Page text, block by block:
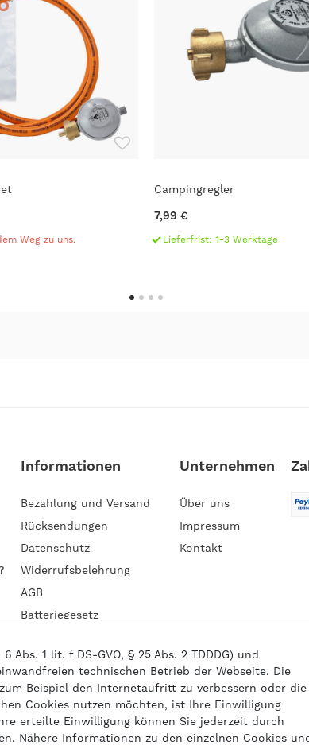
Weg zu uns.
Campingregler
7,99 €
Lieferfrist: 1-3 Werktage
Informationen
Bezahlung und Versand
Rücksendungen
Datenschutz
Widerrufsbelehrung
AGB
Batteriegesetz
Unternehmen
Über uns
Impressum
Kontakt
/ Alle Preise sind inkl. geseztl. Mehrwertsteuer und zzgl.
powered bycreateyourtemplate
1 lit. f DS-GVO, § 25 Abs. 2 TDDDG) und
technischen Betrieb der Webseite. Die
Beispiel den Internetaufritt zu verbessern oder die
Cookies nutzen möchten, ist Ihre Einwilligung
erteilte Einwilligung können Sie jederzeit durch
Nähere Informationen zu den einzelnen Cookies